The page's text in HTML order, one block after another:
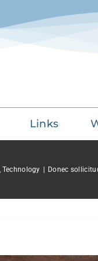
Links
Technology Donec